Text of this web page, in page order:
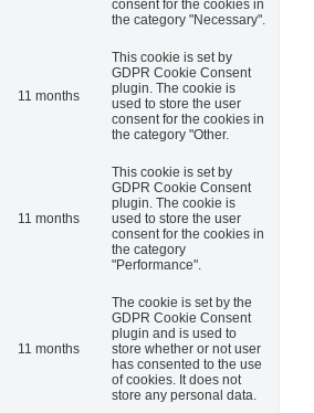
consent for the cookies in
the category "Necessary".
11 months
This cookie is set by
GDPR Cookie Consent
plugin. The cookie is
used to store the user
consent for the cookies in
the category "Other.
11 months
This cookie is set by
GDPR Cookie Consent
plugin. The cookie is
used to store the user
consent for the cookies in
the category
"Performance".
11 months
The cookie is set by the
GDPR Cookie Consent
plugin and is used to
store whether or not user
has consented to the use
of cookies. It does not
store any personal data.